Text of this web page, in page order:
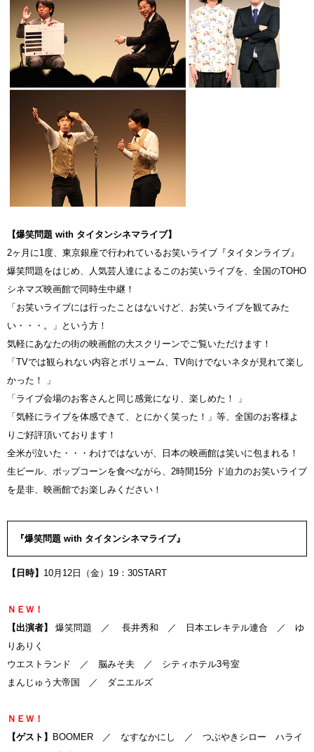
【爆笑問題 with タイタンシネマライブ】
2ヶ月に1度、東京銀座で行われているお笑いライブ『タイタンライブ』
爆笑問題をはじめ、人気芸人達によるこのお笑いライブを、全国のTOHO
シネマズ映画館で同時生中継！
「お笑いライブには行ったことはないけど、お笑いライブを観てみた
い・・・。」という方！
気軽にあなたの街の映画館の大スクリーンでご覧いただけます！
「TVでは観られない内容とボリューム、TV向けでないネタが見れて楽し
かった！ 」
「ライブ会場のお客さんと同じ感覚になり、楽しめた！ 」
「気軽にライブを体感できて、とにかく笑った！」等、全国のお客様よ
りご好評頂いております！
全米が泣いた・・・わけではないが、日本の映画館は笑いに包まれる！
生ビール、ポップコーンを食べながら、2時間15分 ド迫力のお笑いライブ
を是非、映画館でお楽しみください！
『爆笑問題 with タイタンシネマライブ』
【日時】 10月12日（金）19：30START
ＮＥＷ！
【出演者】
爆笑問題 ／ 長井秀和
／ 日本エレキテル連合 ／ ゆ
りありく
ウエストランド ／ 脳みそ夫 ／ シティホテル3号室
まんじゅう大帝国 ／ ダニエルズ
ＮＥＷ！
【ゲスト】
BOOMER ／ なすなかにし ／ つぶやきシロー ハライ